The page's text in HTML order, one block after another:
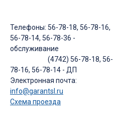
Телефоны: 56-78-18, 56-78-16,
56-78-14, 56-78-36 -
обслуживание
(4742) 56-78-18, 56-
78-16, 56-78-14 - ДП
Электронная почта:
info@garantsl.ru
Схема проезда